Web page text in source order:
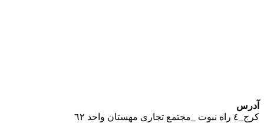
آدرس
كرج_٤ راه نبوت _مجتمع تجارى مهستان واحد ٦٢